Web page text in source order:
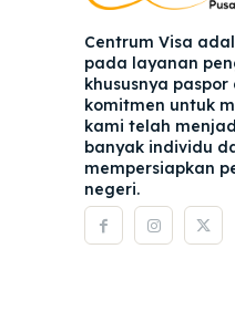
Centrum Visa
pada layanan
khususnya
komitmen untuk
kami telah
banyak individu
mempersiapkan
negeri.